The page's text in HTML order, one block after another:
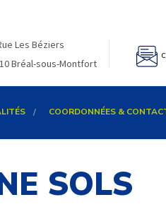
Les Béziers
Bréal-sous-Montfort
COORDONNÉES &
SOLS